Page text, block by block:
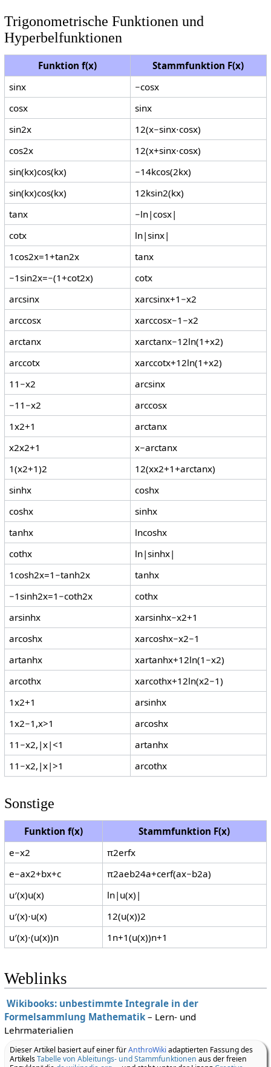
Trigonometrische Funktionen und
Hyperbelfunktionen
Funktion f(x) Stammfunktion F(x)
sinx −cosx
cosx sinx
sin2x 1 2(x−sinx⋅cosx)
cos2x 1 2(x+sinx⋅cosx)
sin(kx)cos(kx) −14kcos(2kx)
sin(kx)cos(kx) 1 2ksin2(kx)
tanx −ln|cosx|
cotx ln|sinx|
1cos2x=1+tan2x tanx
−1sin2x=−(1+cot2x) cotx
arcsinx xarcsinx+1 −x2
arccosx xarccosx−1 −x2
arctanx xarctanx−1 2ln(1+x2)
arccotx xarccotx+1 2ln(1+x2)
1 1 −x2 arcsinx
−1 1 −x2 arccosx
1x2+1 arctanx
x2x2+1 x−arctanx
1(x2+1)2 1 2(xx2+1+arctanx)
sinhx coshx
coshx sinhx
tanhx lncoshx
cothx ln|sinhx|
1cosh2x=1 −tanh2x tanhx
−1sinh2x=1 −coth2x cothx
arsinhx xarsinhx−x2+1
arcoshx xarcoshx−x2−1
artanhx xartanhx+1 2ln(1 −x2)
arcothx xarcothx+1 2ln(x2−1)
1x2+1 arsinhx
1x2−1 ,x>1 arcoshx
1 1 −x2, |x|<1 artanhx
1 1 −x2, |x|>1 arcothx
Sonstige
Funktion f(x) Stammfunktion F(x)
e−x2 π2erfx
e−ax2+bx+c π2aeb24a+cerf(ax−b2a)
u′(x)u(x) ln| u(x) |
u′(x)⋅u(x) 12(u(x))2
u′(x)⋅(u(x))n 1 n+1(u(x))n+1
Weblinks
Wikibooks: unbestimmte Integrale in der
Formelsammlung Mathematik– Lern- und
Lehrmaterialien
Dieser Artikel basiert auf einer fürAnthroWiki adaptierten Fassung des
ArtikelsTabelle von Ableitungs- und Stammfunktionen aus der freien